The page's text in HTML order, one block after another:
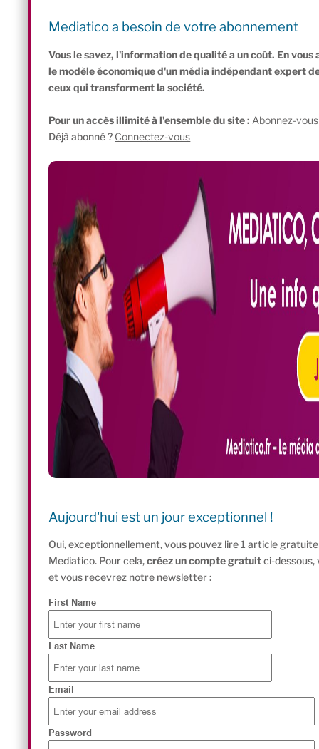
P
ri
nt
Fr
ie
n
dl
Li
n
k
e
dI
n
F
a
c
e
b
o
o
W
h
at
s
A
p
p
Bl
u
e
s
k
y
C
o
p
y
Li
k
P
ar
ta
er
Mediatico a besoin de votre abonnement
Vous le savez, l'information de qualité a un coût. En
le modèle économique d'un média indépendant expert
ceux qui transforment la société.
Pour un accès illimité à l'ensemble du site : Abonnez-vous
Déjà abonné ? Connectez-vous
Aujourd'hui est un jour exceptionnel !
Oui, exceptionnellement, vous pouvez lire 1 article
Mediatico. Pour cela,créez un compte gratuitci-dessous,
et vous recevrez notre newsletter :
First Name
Last Name
Email
Password